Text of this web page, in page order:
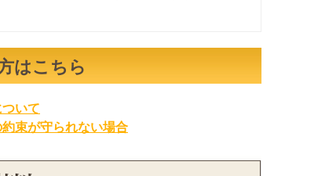
はこちら
いて
束が守られない場合